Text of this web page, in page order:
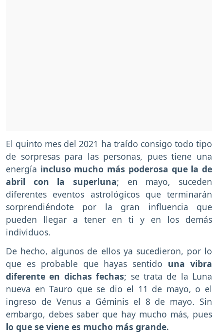
El quinto mes del 2021 ha traído consigo todo tipo
de sorpresas para las personas, pues tiene una
energía incluso mucho más poderosa que la de
abril con la superluna; en mayo, suceden
diferentes eventos astrológicos que terminarán
sorprendiéndote por la gran influencia que
pueden llegar a tener en ti y en los demás
individuos.
De hecho, algunos de ellos ya sucedieron, por lo
que es probable que hayas sentido una vibra
diferente en dichas fechas; se trata de la Luna
nueva en Tauro que se dio el 11 de mayo, o el
ingreso de Venus a Géminis el 8 de mayo. Sin
embargo, debes saber que hay mucho más, pues
lo que se viene es mucho más grande.